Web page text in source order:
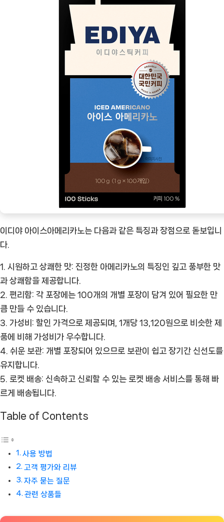
품]
이디야 아이스아메리카노는 다음과 같은 특징과 장점으로 돋보입니
다.
1. 시원하고 상쾌한 맛: 진정한 아메리카노의 특징인 깊고 풍부한 맛
과 상쾌함을 제공합니다.
2. 편리함: 각 포장에는 100개의 개별 포장이 담겨 있어 필요한 만
큼 만들 수 있습니다.
3. 가성비: 할인 가격으로 제공되며, 1개당 13,120원으로 비슷한 제
품에 비해 가성비가 우수합니다.
4. 쉬운 보관: 개별 포장되어 있으므로 보관이 쉽고 장기간 신선도를
유지합니다.
5. 로켓 배송: 신속하고 신뢰할 수 있는 로켓 배송 서비스를 통해 빠
르게 배송됩니다.
Table of Contents
사용 방법
고객 평가와 리뷰
자주 묻는 질문
관련 상품들